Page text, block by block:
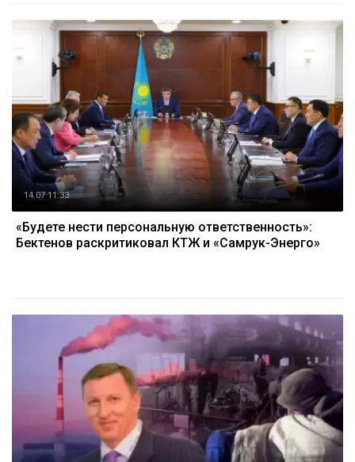
14.07 11:33
«Будете нести персональную ответственность»:
Бектенов раскритиковал КТЖ и «Самрук-Энерго»